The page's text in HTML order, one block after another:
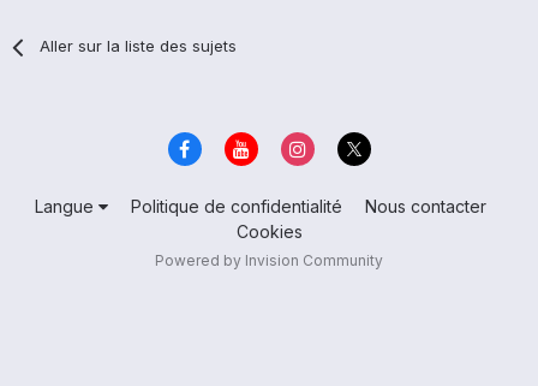
Aller sur la liste des sujets
Langue Politique de confidentialité
Nous contacter
Cookies
Powered by Invision Community